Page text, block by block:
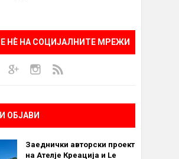
НÈ НА СОЦИЈАЛНИТЕ МРЕЖИ
ОБЈАВИ
Заеднички авторски проект
на Ателје Креација и Le